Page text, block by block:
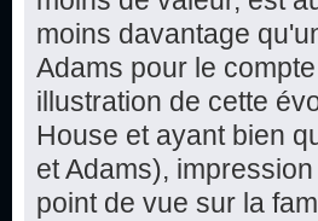
moins davantage
Adams pour le
illustration de cette
House et ayant bien
et Adams),
point de vue sur la